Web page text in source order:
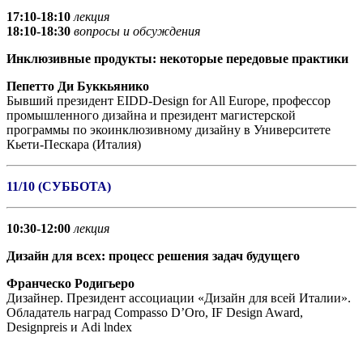
17:10-18:10 лекция
18:10-18:30 вопросы и обсуждения
Инклюзивные продукты: некоторые передовые практики
Пепетто Ди Буккьянико
Бывший президент EIDD-Design for All Europe, профессор
промышленного дизайна и президент магистерской
программы по экоинклюзивному дизайну в Университете
Кьети-Пескара (Италия)
11/10 (СУББОТА)
10:30-12:00 лекция
Дизайн для всех: процесс решения задач будущего
Франческо Родигьеро
Дизайнер. Президент ассоциации «Дизайн для всей Италии».
Обладатель наград Compasso D’Oro, IF Design Award,
Designpreis и Adi lndex